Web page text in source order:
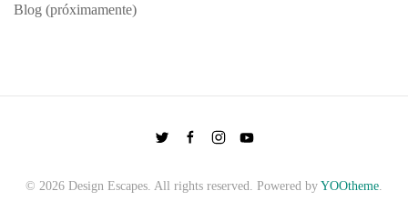
Blog (próximamente)
© 2026 Design Escapes. All rights reserved. Powered by YOOtheme.